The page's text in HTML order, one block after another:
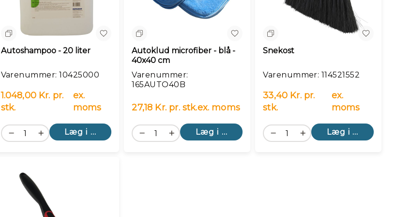
Sammenlign
Autoshampoo - 20 liter
Varenummer: 10425000
1.048,00 Kr. pr.
stk.
ex.
moms
Læg i kurv
Sammenlign
Autoklud microfiber - blå -
40x40 cm
Varenummer:
165AUTO40B
27,18 Kr. pr. stk.ex. moms
Læg i kurv
Sammenlign
Snekost
Varenummer: 114521552
33,40 Kr. pr.
stk.
ex.
moms
Læg i kurv